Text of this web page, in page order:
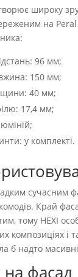
широку
на
96 мм;
150 мм;
40 мм;
17,4 мм;
у комплекті.
сучасним
Край
тому HEXI
композиціях і
б надто
фасад